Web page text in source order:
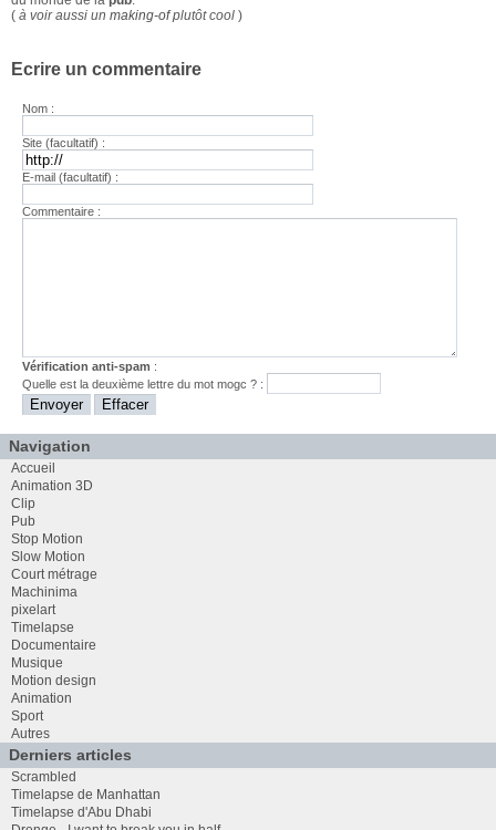
( à voir aussi un making-ofplutôt cool )
Ecrire un commentaire
Nom :
Site (facultatif) :
E-mail (facultatif) :
Commentaire :
Vérification anti-spam :
Quelle est ladeuxième lettre du motmogc ? :
Navigation
Accueil
Animation 3D
Clip
Pub
Stop Motion
Slow Motion
Court métrage
Machinima
pixelart
Timelapse
Documentaire
Musique
Motion design
Animation
Sport
Autres
Derniers articles
Scrambled
Timelapse de Manhattan
Timelapse d'Abu Dhabi